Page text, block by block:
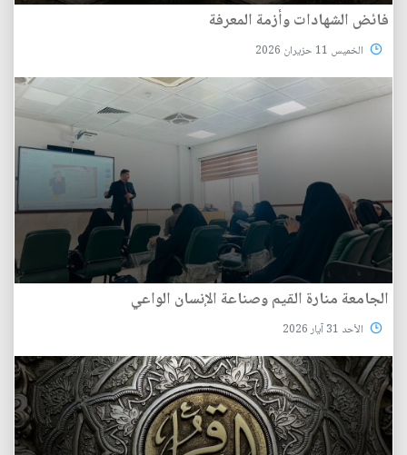
فائض الشهادات وأزمة المعرفة
الخميس 11 حزيران 2026
الجامعة منارة القيم وصناعة الإنسان الواعي
الأحد 31 آيار 2026